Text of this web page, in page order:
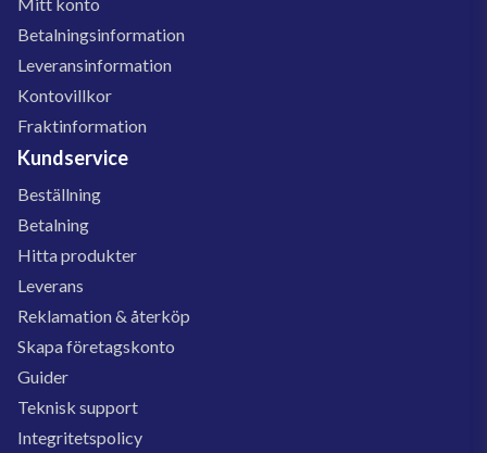
Betalningsinformation
Leveransinformation
Kontovillkor
Fraktinformation
Kundservice
Beställning
Betalning
Hitta produkter
Leverans
Reklamation & återköp
Skapa företagskonto
Guider
Teknisk support
Integritetspolicy